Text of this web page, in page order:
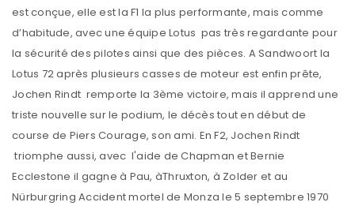
est conçue, elle est la F1 la plus performante, mais comme
d’habitude, avec une équipe Lotus pas très regardante pour
la sécurité des pilotes ainsi que des pièces. A Sandwoort la
Lotus 72 après plusieurs casses de moteur est enfin prête,
Jochen Rindt remporte la 3ème victoire, mais il apprend une
triste nouvelle sur le podium, le décès tout en début de
course de Piers Courage, son ami. En F2, Jochen Rindt
triomphe aussi, avec l'aide de Chapman et Bernie
Ecclestone il gagne à Pau, àThruxton, à Zolder et au
Nürburgring Accident mortel de Monza le 5 septembre 1970